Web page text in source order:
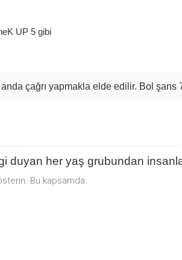
UP 5 gibi
çağrı yapmakla elde edilir. Bol şans
duyan her yaş grubundan
Bu kapsamda: